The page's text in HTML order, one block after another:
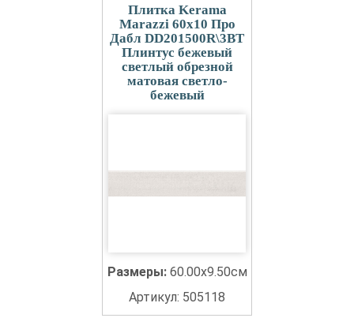
Плитка Kerama
Marazzi 60x10 Про
Дабл DD201500R\3BT
Плинтус бежевый
светлый обрезной
матовая светло-
бежевый
Размеры: 60.00x9.50см
Артикул: 505118